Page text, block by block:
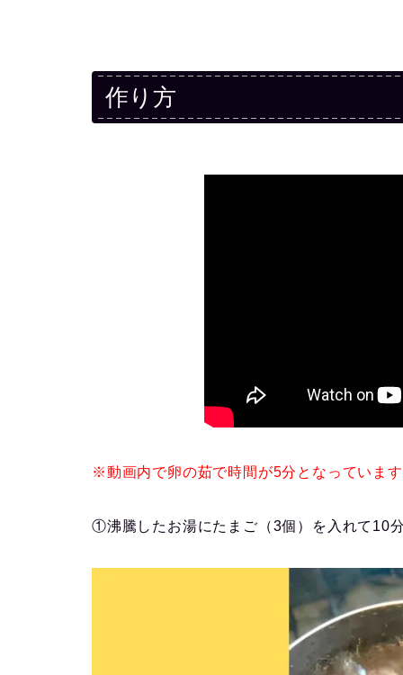
作り方
※動画内で卵の茹で時間が5分となっていま
①沸騰したお湯にたまご（3個）を入れて10